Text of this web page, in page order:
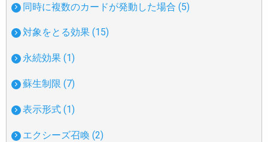
同時に複数のカードが発動した場合 (5)
対象をとる効果 (15)
永続効果 (1)
蘇生制限 (7)
表示形式 (1)
エクシーズ召喚 (2)